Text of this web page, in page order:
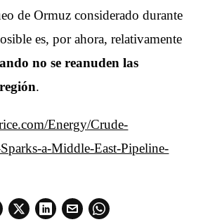
de Ormuz considerado durante
es, por ahora, relativamente
no se reanuden las
.
Energy/Crude-
a-Middle-East-Pipeline-